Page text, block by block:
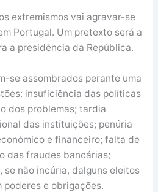
extremismos vai agravar-se
Portugal. Um pretexto será a
a presidência da República.
se assombrados perante uma
insuficiência das políticas
dos problemas; tardia
das instituições; penúria
e financeiro; falta de
das fraudes bancárias;
não incúria, dalguns eleitos
poderes e obrigações.